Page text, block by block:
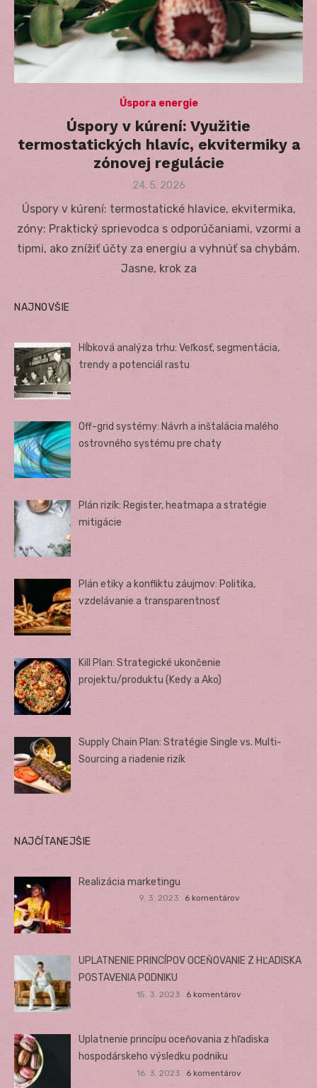
Úspora energie
Úspory v kúrení: Využitie
termostatických hlavíc, ekvitermiky a
zónovej regulácie
Posted
24. 5. 2026
Úspory v kúrení: termostatické hlavice, ekvitermika,
zóny: Praktický sprievodca s odporúčaniami, vzormi a
tipmi, ako znížiť účty za energiu a vyhnúť sa chybám.
Jasne, krok za
NAJNOVŠIE
Hĺbková analýza trhu: Veľkosť, segmentácia,
trendy a potenciál rastu
Off-grid systémy: Návrh a inštalácia malého
ostrovného systému pre chaty
Plán rizík: Register, heatmapa a stratégie
mitigácie
Plán etiky a konfliktu záujmov: Politika,
vzdelávanie a transparentnosť
Kill Plan: Strategické ukončenie
projektu/produktu (Kedy a Ako)
Supply Chain Plan: Stratégie Single vs. Multi-
Sourcing a riadenie rizík
NAJČÍTANEJŠIE
Realizácia marketingu
9. 3. 2023 6 komentárov
UPLATNENIE PRINCÍPOV OCEŇOVANIE Z HĽADISKA
POSTAVENIA PODNIKU
15. 3. 2023 6 komentárov
Uplatnenie princípu oceňovania z hľadiska
hospodárskeho výsledku podniku
16. 3. 2023 6 komentárov